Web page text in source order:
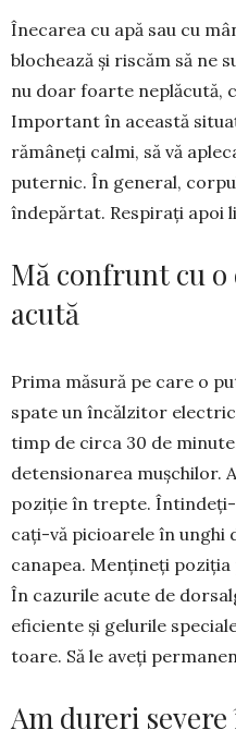
Înecarea cu apă sau cu
blochea­ză și riscăm să ne
nu doar foarte neplăcută,
Important în a­ceas­tă
rămâneți calmi, să vă
puternic. În gene­ral,
înde­părtat. Res­pirați apoi
Mă confrunt cu
acută
Prima măsură pe care o
spate un încălzitor
timp de circa 30 de
detensionarea muș­chilor.
poziție în trepte.
cați-vă picioarele în unghi
canapea. Mențineți poziția
În cazurile acute de
eficiente și ge­lurile
toare. Să le aveți
Am dureri